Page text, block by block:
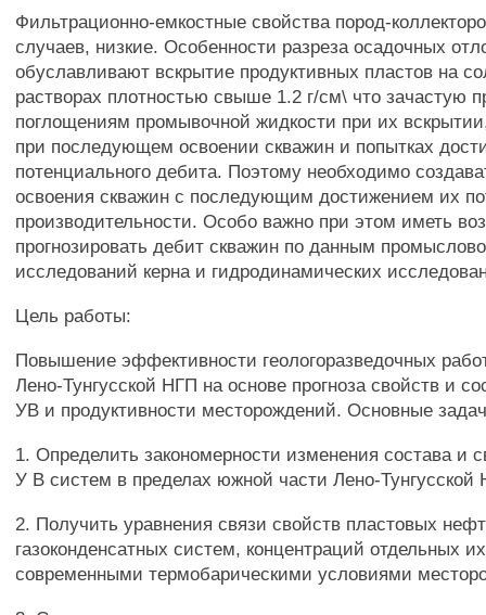
Фильтрационно-емкостные свойства пород-
случаев, низкие. Особенности разреза осадочных
обуславливают вскрытие продуктивных пластов на
растворах плотностью свыше 1.2 г/см\ что зачастую
поглощениям промывочной жидкости при их
при последующем освоении скважин и попытках
потенциального дебита. Поэтому необходимо
освоения скважин с последующим достижением их
производительности. Особо важно при этом иметь
прогнозировать дебит скважин по данным
исследований керна и гидродинамических
Цель работы:
Повышение эффективности геологоразведочных
Лено-Тунгусской НГП на основе прогноза свойств и
УВ и продуктивности месторождений. Основные
1. Определить закономерности изменения состава и
У В систем в пределах южной части Лено-Тунгусской
2. Получить уравнения связи свойств пластовых
газоконденсатных систем, концентраций отдельных
современными термобарическими условиями